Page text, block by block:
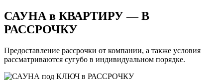
САУНА в КВАРТИРУ — В
РАССРОЧКУ
Предоставление рассрочки от компании, а также условия
рассматриваются сугубо в индивидуальном порядке.